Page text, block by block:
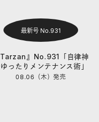
最新号 No.931
Tarzan』No.931「自律神
ったりメンテナンス術」
08.06（木）発売